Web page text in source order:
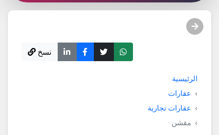
نسخ
الرئيسية
عقارات
عقارات تجارية
مقشن